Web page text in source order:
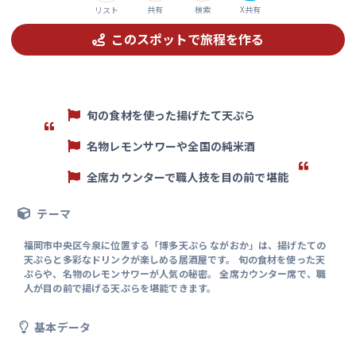
リスト 共有 検索 X共有
このスポットで旅程を作る
旬の食材を使った揚げたて天ぷら
名物レモンサワーや全国の純米酒
全席カウンターで職人技を目の前で堪能
テーマ
福岡市中央区今泉に位置する「博多天ぷら ながおか」は、揚げたての
天ぷらと多彩なドリンクが楽しめる居酒屋です。 旬の食材を使った天
ぷらや、名物のレモンサワーが人気の秘密。 全席カウンター席で、職
人が目の前で揚げる天ぷらを堪能できます。
基本データ